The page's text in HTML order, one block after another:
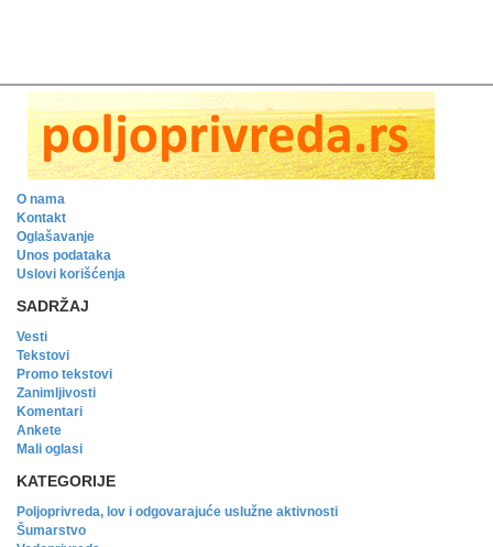
O nama
Kontakt
Oglašavanje
Unos podataka
Uslovi korišćenja
SADRŽAJ
Vesti
Tekstovi
Promo tekstovi
Zanimljivosti
Komentari
Ankete
Mali oglasi
KATEGORIJE
Poljoprivreda, lov i odgovarajuće uslužne aktivnosti
Šumarstvo